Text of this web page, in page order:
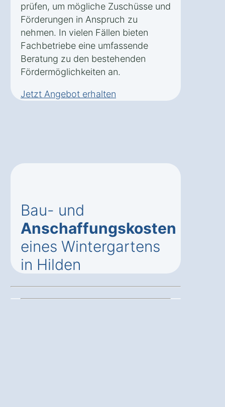
prüfen, um mögliche Zuschüsse und
Förderungen in Anspruch zu
nehmen. In vielen Fällen bieten
Fachbetriebe eine umfassende
Beratung zu den bestehenden
Fördermöglichkeiten an.
Jetzt Angebot erhalten
Bau- und
Anschaffungskosten
eines Wintergartens
in Hilden